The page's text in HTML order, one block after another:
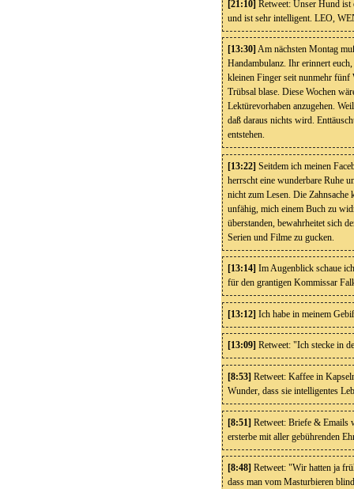
[21:10] Retweet: Unser Hund ist
und ist sehr intelligent. LEO,
[13:30] Am nächsten Montag
Handambulanz. Ihr erinnert
kleinen Finger seit nunmehr fünf
Trübsal blase. Diese Wochen
Lektürevorhaben anzugehen.
daß daraus nichts wird.
entstehen.
[13:22] Seitdem ich meinen
herrscht eine wunderbare Ruhe
nicht zum Lesen. Die
unfähig, mich einem Buch zu
überstanden, bewahrheitet sich
Serien und Filme zu gucken.
[13:14] Im Augenblick schaue
für den grantigen Kommissar
[13:12] Ich habe in meinem
[13:09] Retweet: "Ich stecke in
[8:53] Retweet: Kaffee in
Wunder, dass sie intelligentes
[8:51] Retweet: Briefe & Emails
ersterbe mit aller gebührenden
[8:48] Retweet: "Wir hatten ja
dass man vom Masturbieren